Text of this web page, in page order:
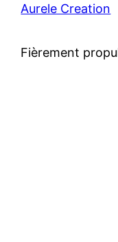
Aurele Creation
Fièrement